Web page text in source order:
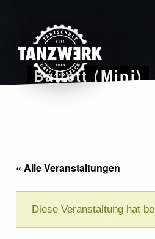
Ballett (Mini)
« Alle Veranstaltungen
Diese Veranstaltung hat